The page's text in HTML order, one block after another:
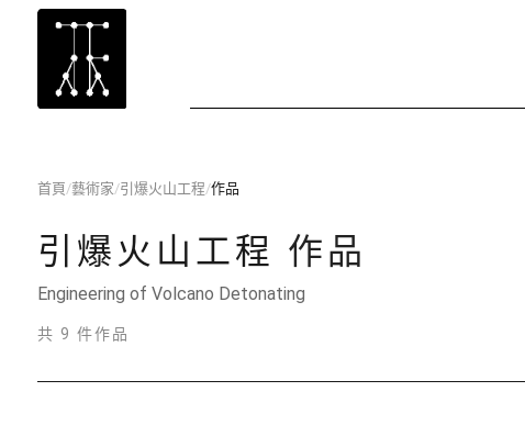
首頁/藝術家/引爆火山工程/作品
引爆火山工程 作品
Engineering of Volcano Detonating
共 9 件作品